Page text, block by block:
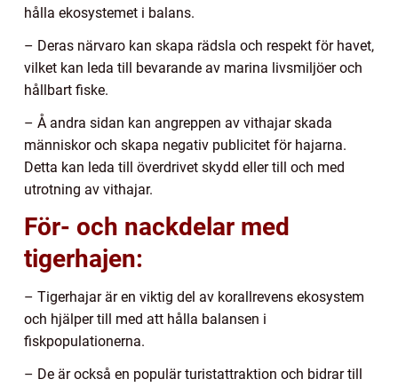
hålla ekosystemet i balans.
– Deras närvaro kan skapa rädsla och respekt för havet,
vilket kan leda till bevarande av marina livsmiljöer och
hållbart fiske.
– Å andra sidan kan angreppen av vithajar skada
människor och skapa negativ publicitet för hajarna.
Detta kan leda till överdrivet skydd eller till och med
utrotning av vithajar.
För- och nackdelar med
tigerhajen:
– Tigerhajar är en viktig del av korallrevens ekosystem
och hjälper till med att hålla balansen i
fiskpopulationerna.
– De är också en populär turistattraktion och bidrar till